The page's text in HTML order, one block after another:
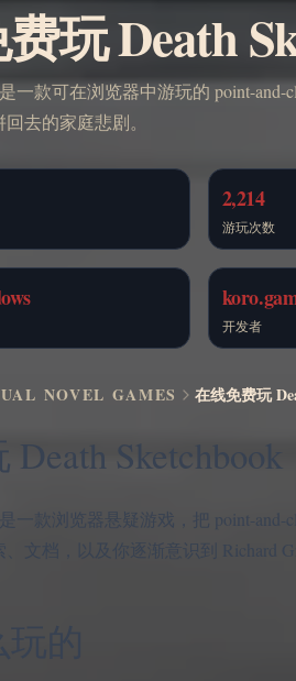
玩 Death
是一款可在浏览器中游玩的 point-
去的家庭悲剧。
2,214
游玩次数
开发者
NOVEL GAMES 在线免费玩
Sketchbook
是一款浏览器悬疑游戏，把 point-
文档，以及你逐渐意识到 Richard
的